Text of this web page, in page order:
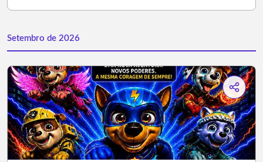
Setembro de 2026